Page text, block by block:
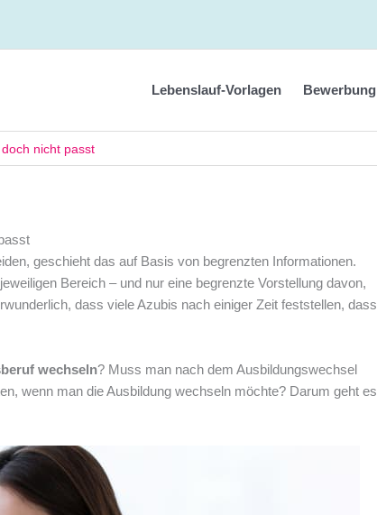
Lebenslauf-Vorlagen Bewerbung
nicht passt
geschieht das auf Basis von begrenzten Informationen.
Bereich – und nur eine begrenzte Vorstellung davon,
dass viele Azubis nach einiger Zeit feststellen, dass
wechseln? Muss man nach dem Ausbildungswechsel
wenn man die Ausbildung wechseln möchte? Darum geht es